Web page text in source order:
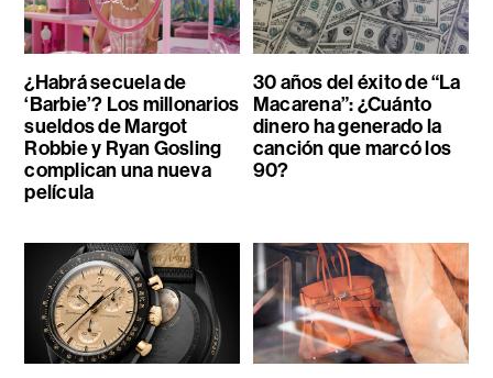
¿Habrá secuela de
‘Barbie’? Los millonarios
sueldos de Margot
Robbie y Ryan Gosling
complican una nueva
película
30 años del éxito de “La
Macarena”: ¿Cuánto
dinero ha generado la
canción que marcó los
90?